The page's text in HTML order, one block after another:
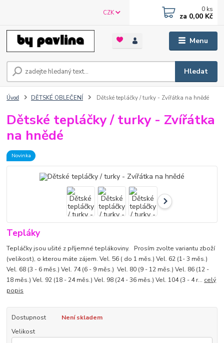
Menu
CZK
Hledat
0 ks
za 0,00 Kč
Úvod DĚTSKÉ OBLEČENÍ Dětské tepláčky / turky - Zvířátka na hnědé
Dětské tepláčky / turky - Zvířátka
na hnědé
Novinka
Tepláky
Tepláčky jsou ušité z příjemné teplákoviny. Prosím zvolte variantu zboží
(velikost), o kterou máte zájem. Vel. 56 ( do 1 měs.) Vel. 62 (1- 3 měs.)
Vel. 68 (3 - 6 měs.) Vel. 74 (6 - 9 měs.) Vel. 80 (9 - 12 měs.) Vel. 86 (12 -
18 měs.) Vel. 92 (18 - 24 měs.) Vel. 98 (24 - 36 měs.) Vel. 104 (3 - 4 r... celý
popis
Dostupnost
Není skladem
Velikost